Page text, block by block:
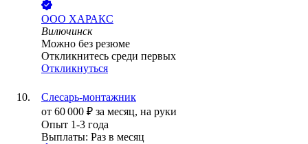
ООО ХАРАКС
Вилючинск
Можно без резюме
Откликнитесь среди первых
Откликнуться
Слесарь-монтажник
от 60 000 ₽ за месяц, на руки
Опыт 1-3 года
Выплаты: Раз в месяц